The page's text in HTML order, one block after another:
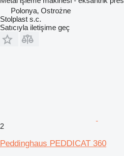
Polonya, Ostrożne
Stolplast s.c.
Satıcıyla iletişime geç
2
Peddinghaus PEDDICAT 360